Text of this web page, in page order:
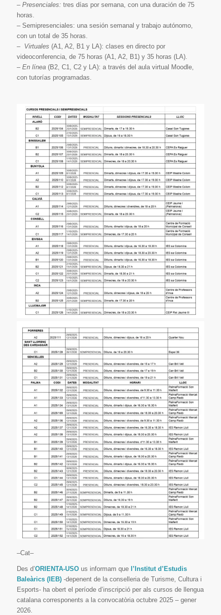
– Presenciales: tres días por semana, con una duración de 75
horas.
– Semipresenciales: una sesión semanal y trabajo autónomo,
con un total de 35 horas.
– Virtuales (A1, A2, B1 y LA): clases en directo por
videoconferencia, de 75 horas (A1, A2, B1) y 35 horas (LA).
– En línea(B2, C1, C2 y LA): a través del aula virtual Moodle,
con tutorías programadas.
–Cat–
Des d’ORIENTA-USOus informam quel’Institut d’Estudis
Baleàrics (IEB)-depenent de la conselleria de Turisme, Cultura i
Esports- ha obert el període d’inscripció per als cursos de llengua
catalana corresponents a la convocatòria octubre 2025 – gener
2026.